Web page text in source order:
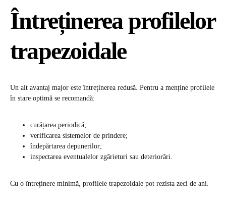
Întreținerea profilelor
trapezoidale
Un alt avantaj major este întreținerea redusă. Pentru a menține profilele
în stare optimă se recomandă:
curățarea periodică;
verificarea sistemelor de prindere;
îndepărtarea depunerilor;
inspectarea eventualelor zgârieturi sau deteriorări.
Cu o întreținere minimă, profilele trapezoidale pot rezista zeci de ani.